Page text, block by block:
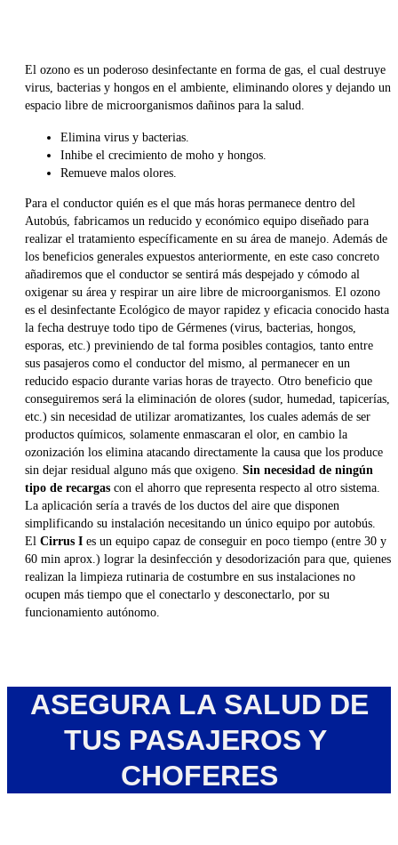
El ozono es un poderoso desinfectante en forma de gas, el cual destruye
virus, bacterias y hongos en el ambiente, eliminando olores y dejando un
espacio libre de microorganismos dañinos para la salud.
Elimina virus y bacterias.
Inhibe el crecimiento de moho y hongos.
Remueve malos olores.
Para el conductor quién es el que más horas permanece dentro del
Autobús, fabricamos un reducido y económico equipo diseñado para
realizar el tratamiento específicamente en su área de manejo. Además de
los beneficios generales expuestos anteriormente, en este caso concreto
añadiremos que el conductor se sentirá más despejado y cómodo al
oxigenar su área y respirar un aire libre de microorganismos. El ozono
es el desinfectante Ecológico de mayor rapidez y eficacia conocido hasta
la fecha destruye todo tipo de Gérmenes (virus, bacterias, hongos,
esporas, etc.) previniendo de tal forma posibles contagios, tanto entre
sus pasajeros como el conductor del mismo, al permanecer en un
reducido espacio durante varias horas de trayecto. Otro beneficio que
conseguiremos será la eliminación de olores (sudor, humedad, tapicerías,
etc.) sin necesidad de utilizar aromatizantes, los cuales además de ser
productos químicos, solamente enmascaran el olor, en cambio la
ozonización los elimina atacando directamente la causa que los produce
sin dejar residual alguno más que oxigeno. Sin necesidad de ningún
tipo de recargas con el ahorro que representa respecto al otro sistema.
La aplicación sería a través de los ductos del aire que disponen
simplificando su instalación necesitando un único equipo por autobús.
El Cirrus I es un equipo capaz de conseguir en poco tiempo (entre 30 y
60 min aprox.) lograr la desinfección y desodorización para que, quienes
realizan la limpieza rutinaria de costumbre en sus instalaciones no
ocupen más tiempo que el conectarlo y desconectarlo, por su
funcionamiento autónomo.
ASEGURA LA SALUD DE
TUS PASAJEROS Y
CHOFERES